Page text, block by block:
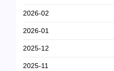
2026-02
2026-01
2025-12
2025-11